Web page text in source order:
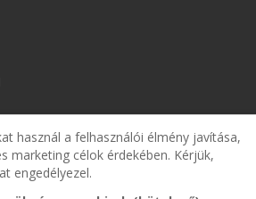
használ a felhasználói élmény javítása,
marketing célok érdekében. Kérjük,
engedélyezel.